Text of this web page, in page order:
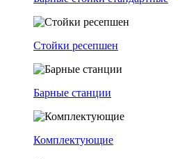
Стойки ресепшен
Барные станции
Комплектующие